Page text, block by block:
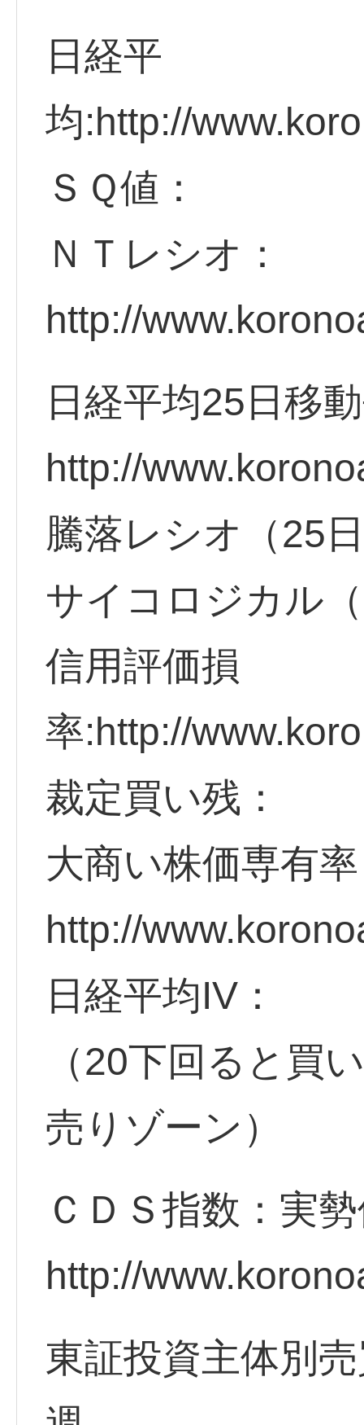
日経平
均:http://
ＳＱ値：
ＮＴレシオ：
http://
日経平均25日移
http://
騰落レシオ（25
サイコロジカル
信用評価損
率:http://
裁定買い残：
大商い株価専有
http://
日経平均IV：
（20下回ると買
売りゾーン）
ＣＤＳ指数：実
http://
東証投資主体別